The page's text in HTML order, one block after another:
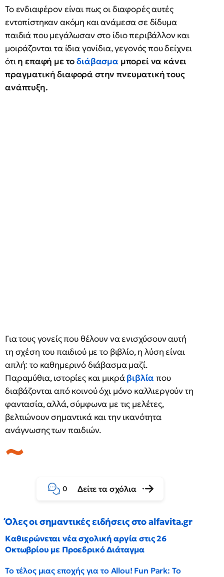
Το ενδιαφέρον είναι πως οι διαφορές αυτές
εντοπίστηκαν ακόμη και ανάμεσα σε δίδυμα
παιδιά που μεγάλωσαν στο ίδιο περιβάλλον και
μοιράζονται τα ίδια γονίδια, γεγονός που δείχνει
ότιη επαφή με τοδιάβασμα μπορεί να κάνει
πραγματική διαφορά στην πνευματική τους
ανάπτυξη.
Για τους γονείς που θέλουν να ενισχύσουν αυτή
τη σχέση του παιδιού με το βιβλίο, η λύση είναι
απλή: το καθημερινό διάβασμα μαζί.
Παραμύθια, ιστορίες και μικράβιβλίαπου
διαβάζονται από κοινού όχι μόνο καλλιεργούν τη
φαντασία, αλλά, σύμφωνα με τις μελέτες,
βελτιώνουν σημαντικά και την ικανότητα
ανάγνωσης των παιδιών.
0 Δείτε τα σχόλια
Όλες οι σημαντικές ειδήσεις στο alfavita.gr
Καθιερώνεται νέα σχολική αργία στις 26
Οκτωβρίου με Προεδρικό Διάταγμα
Το τέλος μιας εποχής για το Allou! Fun Park: Το